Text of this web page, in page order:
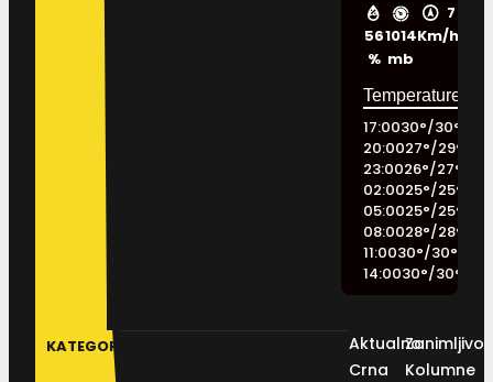
56
%
1014
mb
7
Km/h
17:0030°/30°
20:0027°/29°
23:0026°/27°
02:0025°/25°
05:0025°/25°
08:0028°/28°
11:0030°/30°
14:0030°/30°
KATEGORIJE
Aktualno
Crna
Kolumne